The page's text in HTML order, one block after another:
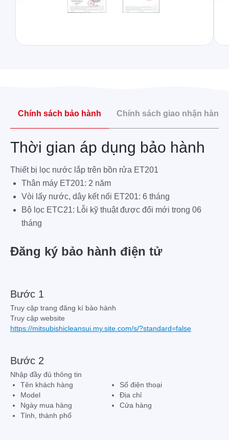
Chính sách bảo hành Chính sách giao nhận hàng
Thời gian áp dụng bảo hành
Thiết bị lọc nước lắp trên bồn rửa ET201
Thân máy ET201: 2 năm
Vòi lấy nước, dây kết nối ET201: 6 tháng
Bộ lọc ETC21: Lỗi kỹ thuật được đổi mới trong 06
tháng
Đăng ký bảo hành điện tử
Bước 1
Truy cập trang đăng kí bảo hành
Truy cập website
https://mitsubishicleansui.my.site.com/s/?standard=false
Bước 2
Nhập đầy đủ thông tin
Tên khách hàng
Số điện thoại
Model
Địa chỉ
Ngày mua hàng
Cửa hàng
Tỉnh, thành phố